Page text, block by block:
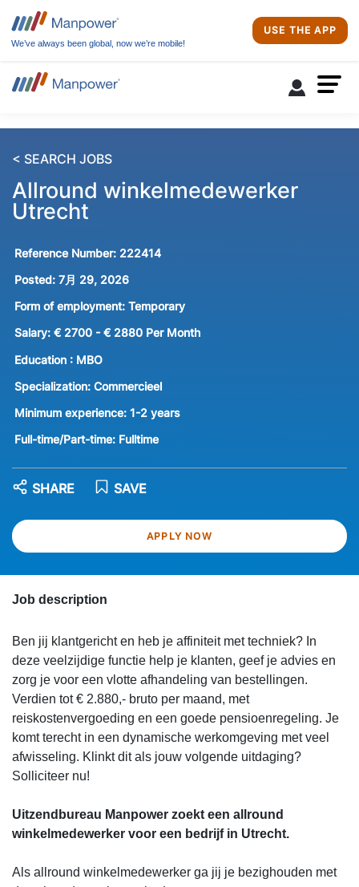
We’ve always been global, now we’re mobile!
USE THE APP
< SEARCH JOBS
Allround winkelmedewerker
Utrecht
Reference Number: 222414
Posted: 7月 29, 2026
Form of employment: Temporary
Salary: € 2700 - € 2880 Per Month
Education : MBO
Specialization: Commercieel
Minimum experience: 1-2 years
Full-time/Part-time: Fulltime
APPLY NOW
SAVE
SHARE
Job description
Ben jij klantgericht en heb je affiniteit met techniek? In
deze veelzijdige functie help je klanten, geef je advies en
zorg je voor een vlotte afhandeling van bestellingen.
Verdien tot € 2.880,- bruto per maand, met
reiskostenvergoeding en een goede pensioenregeling. Je
komt terecht in een dynamische werkomgeving met veel
afwisseling. Klinkt dit als jouw volgende uitdaging?
Solliciteer nu!
Uitzendbureau Manpower zoekt een allround
winkelmedewerker voor een bedrijf in Utrecht.
Als allround winkelmedewerker ga jij je bezighouden met